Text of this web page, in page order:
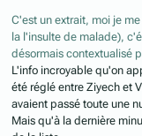
C'est un extrait, moi je
la l'insulte de malade),
désormais contextualisé
L'info incroyable qu'on
été réglé entre Ziyech et
avaient passé toute une
Mais qu'à la dernière